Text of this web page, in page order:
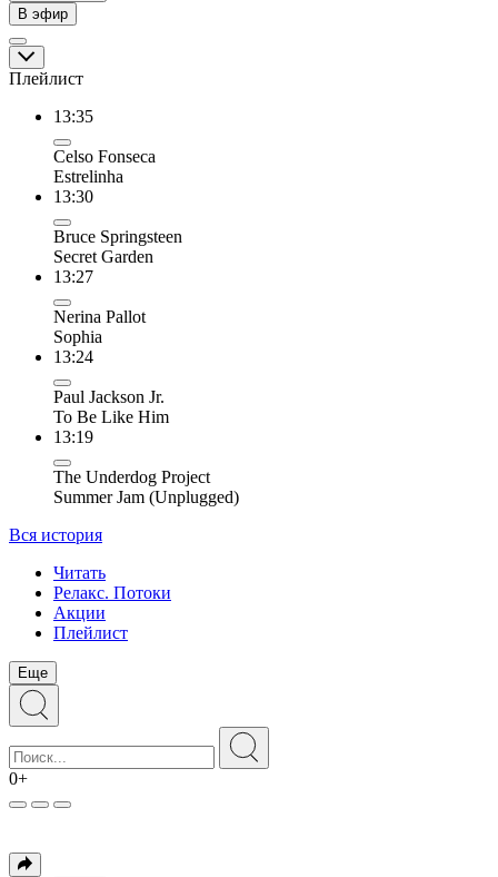
В эфир
Плейлист
13:35
Celso Fonseca
Estrelinha
13:30
Bruce Springsteen
Secret Garden
13:27
Nerina Pallot
Sophia
13:24
Paul Jackson Jr.
To Be Like Him
13:19
The Underdog Project
Summer Jam (Unplugged)
Вся история
Читать
Релакс. Потоки
Акции
Плейлист
Еще
0+